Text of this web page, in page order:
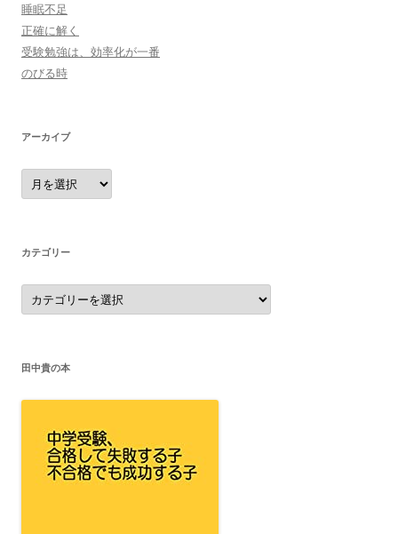
睡眠不足
正確に解く
受験勉強は、効率化が一番
のびる時
アーカイブ
ア
ー
カ
カテゴリー
カ
テ
ゴ
田中貴の本